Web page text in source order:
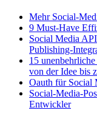
Mehr Social-
9 Must-Have
Social Media
Publishing-
15
von der Idee bis
Oauth für Social
Social-Media-
Entwickler